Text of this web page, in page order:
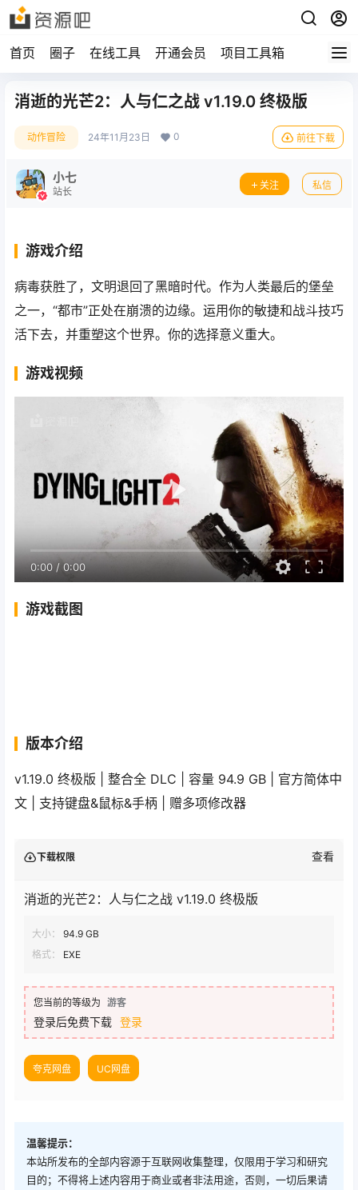
首页 圈子 在线工具 开通会员 项目工具箱
消逝的光芒2：人与仁之战 v1.19.0 终极版
动作冒险 24年11月23日 0 前往下载
小七
站长
关注 私信
游戏介绍
病毒获胜了，文明退回了黑暗时代。作为人类最后的堡垒
之一，“都市”正处在崩溃的边缘。运用你的敏捷和战斗技巧
活下去，并重塑这个世界。你的选择意义重大。
游戏视频
0:00 / 0:00
游戏截图
版本介绍
v1.19.0 终极版 | 整合全 DLC | 容量 94.9 GB | 官方简体中
文 | 支持键盘&鼠标&手柄 | 赠多项修改器
下载权限 查看
消逝的光芒2：人与仁之战 v1.19.0 终极版
大小：
94.9 GB
格式：
EXE
您当前的等级为 游客
登录后免费下载 登录
夸克网盘 UC网盘
温馨提示：
本站所发布的全部内容源于互联网收集整理，仅限用于学习和研究
目的；不得将上述内容用于商业或者非法用途，否则，一切后果请